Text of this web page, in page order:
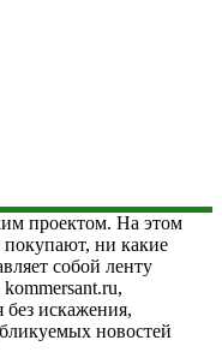
проектом. На этом
покупают, ни какие
собой ленту
искажения,
новостей